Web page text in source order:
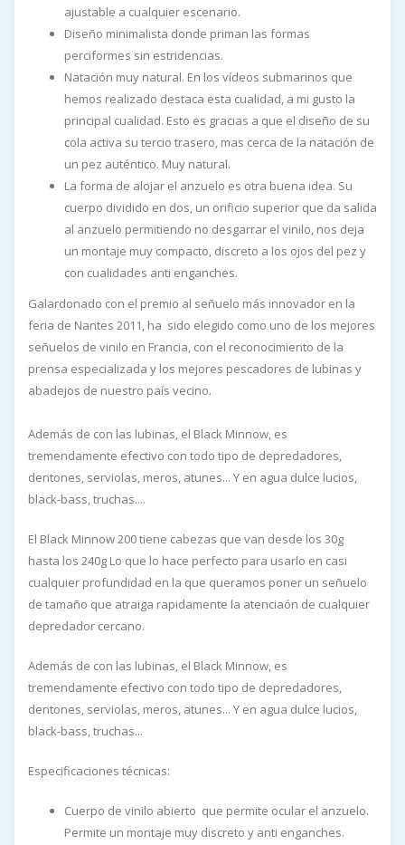
ajustable a cualquier escenario.
Diseño minimalista donde priman las formas
perciformes sin estridencias.
Natación muy natural. En los vídeos submarinos que
hemos realizado destaca esta cualidad, a mi gusto la
principal cualidad. Esto es gracias a que el diseño de su
cola activa su tercio trasero, mas cerca de la natación de
un pez auténtico. Muy natural.
La forma de alojar el anzuelo es otra buena idea. Su
cuerpo dividido en dos, un orificio superior que da salida
al anzuelo permitiendo no desgarrar el vinilo, nos deja
un montaje muy compacto, discreto a los ojos del pez y
con cualidades anti enganches.
Galardonado con el premio al señuelo más innovador en la
feria de Nantes 2011, ha sido elegido como uno de los mejores
señuelos de vinilo en Francia, con el reconocimiento de la
prensa especializada y los mejores pescadores de lubinas y
abadejos de nuestro país vecino.
Además de con las lubinas, el Black Minnow, es
tremendamente efectivo con todo tipo de depredadores,
dentones, serviolas, meros, atunes... Y en agua dulce lucios,
black-bass, truchas....
El Black Minnow 200 tiene cabezas que van desde los 30g
hasta los 240g Lo que lo hace perfecto para usarlo en casi
cualquier profundidad en la que queramos poner un señuelo
de tamaño que atraiga rapidamente la atenciaón de cualquier
depredador cercano.
Además de con las lubinas, el Black Minnow, es
tremendamente efectivo con todo tipo de depredadores,
dentones, serviolas, meros, atunes... Y en agua dulce lucios,
black-bass, truchas...
Especificaciones técnicas:
Cuerpo de vinilo abierto que permite ocular el anzuelo.
Permite un montaje muy discreto y anti enganches.